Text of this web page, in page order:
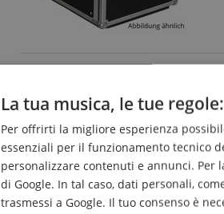
La tua musica, le tue
Per offrirti la migliore esperienza
essenziali per il funzionamento tecnico
personalizzare contenuti e annunci. Per
di Google. In tal caso, dati personali,
trasmessi a Google. Il tuo consenso è